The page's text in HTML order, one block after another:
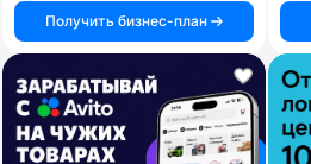
Получить бизнес-план